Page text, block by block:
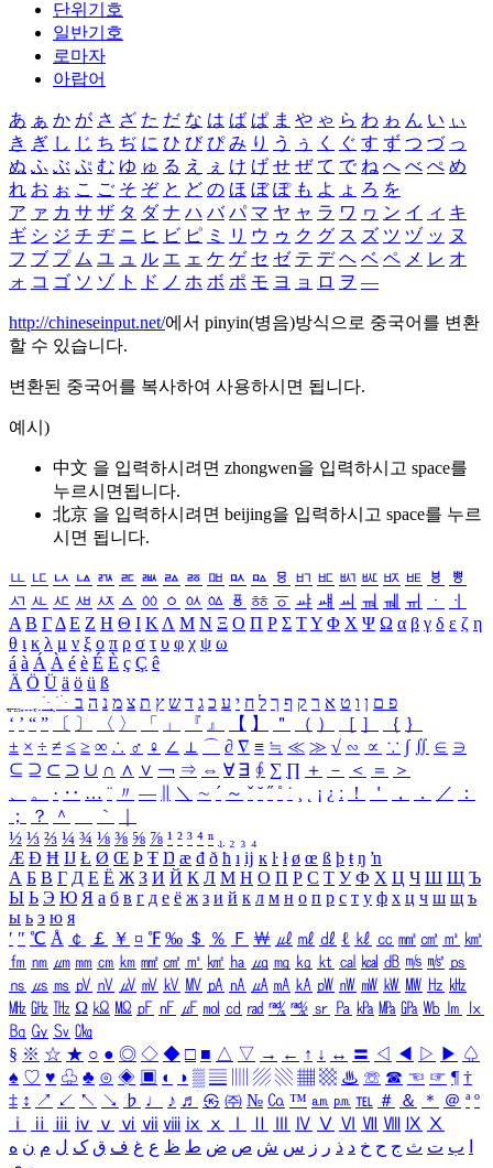
단위기호
일반기호
로마자
아랍어
あ ぁ か が さ ざ た だ な は ば ぱ ま や ゃ ら わ ゎ ん い ぃ
き ぎ し じ ち ぢ に ひ び ぴ み り う ぅ く ぐ す ず つ づ っ
ぬ ふ ぶ ぷ む ゆ ゅ る え ぇ け げ せ ぜ て で ね へ べ ぺ め
れ お ぉ こ ご そ ぞ と ど の ほ ぼ ぽ も よ ょ ろ を
ア ァ カ サ ザ タ ダ ナ ハ バ パ マ ヤ ャ ラ ワ ヮ ン イ ィ キ
ギ シ ジ チ ヂ ニ ヒ ビ ピ ミ リ ウ ゥ ク グ ス ズ ツ ヅ ッ ヌ
フ ブ プ ム ユ ュ ル エ ェ ケ ゲ セ ゼ テ デ ヘ ベ ペ メ レ オ
ォ コ ゴ ソ ゾ ト ド ノ ホ ボ ポ モ ヨ ョ ロ ヲ ―
http://chineseinput.net/에서 pinyin(병음)방식으로 중국어를 변환
할 수 있습니다.
변환된 중국어를 복사하여 사용하시면 됩니다.
예시)
中文 을 입력하시려면 zhongwen을 입력하시고 space를
누르시면됩니다.
北京 을 입력하시려면 beijing을 입력하시고 space를 누르
시면 됩니다.
ㅥ ㅦ ㅧ ㅨ ㅩ ㅪ ㅫ ㅬ ㅭ ㅮ ㅯ ㅰ ㅱ ㅲ ㅳ ㅴ ㅵ ㅶ ㅷ ㅸ
ㅹ
ㅺ ㅻ ㅼ ㅽ ㅾ ㅿ ㆀ ㆁ ㆂ ㆃ ㆄ ㆅ ㆆ ㆇ ㆈ ㆉ ㆊ ㆋ ㆌ ㆍ
ㆎ
Α Β ΓΔ Ε Ζ Η Θ Ι ΚΛ Μ Ν Ξ Ο Π Ρ Σ ΤΥ Φ Χ Ψ Ω α β γ δ ε ζ η
θ ι κ λ μ ν ξ ο π ρ σ τ υ φ χ ψ ω
á à Á À é è É È ç Ç ê
Ä Ö Ü ä ö ü ß
ִֶֹ ֻּ ׁׂ פ ם ן ו ט א ר ק ף ך ל ח י ע כ ג ד ש ץ ת צ מ נ ה ב
‘ ’ “ ” 〔 〕 〈 〉 「 」 『 』 【 】 ＂ （ ） ［ ］ ｛ ｝
± × ÷ ≠ ≤ ≥ ∞ ∴ ♂ ♀ ∠ ⊥ ⌒ ∂ ∇ ≡ ≒ ≪ ≫ √ ∽ ∝ ∵ ∫ ∬ ∈ ∋
⊆ ⊇ ⊂ ⊃ ∪ ∩ ∧ ∨ ￢ ⇒ ⇔ ∀ ∃ ∮ ∑ ∏ ＋ － ＜ ＝
＞
、
。 · ‥ … ¨ 〃 ― ＼ ∼ ´ ～ ˇ ˘ ˝ ˚ ˙ ¸ ¡ ¿ ː ！ ＇ ， ． ／
：
；
？ ＾ ｀
½ ⅓ ⅔ ¼ ¾ ⅛ ⅜ ⅝ ⅞ ¹ ² ³ ⁴ ⁿ ₁ ₂ ₃ ₄
Æ Ð Ħ Ĳ Ł Ø Œ Þ Ŧ Ŋ æ đ ð ħ ı ĳ ĸ ŀ ł ø œ ß þ ŧ ŋ ŉ
А Б В Г Д Е Ё Ж З И Й К Л М Н О П Р С Т У Ф Х Ц Ч Ш Щ Ъ
Ы Ь Э Ю Я а б в г д е ё ж з и й к л м н о п р с т у ф х ц ч ш щ ъ
ы ь э ю я
′ ″ ℃ Å ￠ ￡ ￥ ¤ ℉ ‰ ＄ ％ Ｆ ￦ ㎕ ㎖ ㎗ ℓ ㎘ ㏄ ㎣ ㎤ ㎥ ㎦
㎙ ㎚ ㎛ ㎜ ㎝ ㎞ ㎟ ㎠ ㎡ ㎢ ㏊ ㎍ ㎎ ㎏ ㏏ ㎈ ㎉ ㏈ ㎧ ㎨ ㎰
㎱ ㎲ ㎳ ㎴ ㎵ ㎶ ㎷ ㎸ ㎹ ㎀ ㎁ ㎂ ㎃ ㎄ ㎺ ㎻ ㎽ ㎾ ㎿ ㎐ ㎑
㎒ ㎓ ㎔ Ω ㏀ ㏁ ㎊ ㎋ ㎌ ㏖ ㏅ ㎭ ㎮ ㎯ ㏛ ㎩ ㎪ ㎫ ㎬ ㏝ ㏐
㏓
㏃ ㏉ ㏜ ㏆
§ ※ ☆ ★ ○ ● ◎ ◇ ◆ □ ■ △ ▽ → ← ↑ ↓ ↔ 〓 ◁ ◀ ▷ ▶ ♤
♠ ♡ ♥ ♧ ♣ ⊙ ◈ ▣ ◐ ◑ ▒ ▤ ▨ ▧ ▦ ▩ ♨ ☏ ☎ ☜ ☞ ¶ †
‡ ↕ ↗ ↙ ↖ ↘ ♭ ♩ ♪ ♬ ㉿ ㈜ № ㏇ ™ ㏂ ㏘ ℡ ＃ ＆ ＊ ＠ ª º
ⅰ
ⅱ ⅲ ⅳ ⅴ ⅵ ⅶ ⅷ ⅸ ⅹ Ⅳ Ⅴ Ⅵ Ⅶ Ⅷ Ⅸ Ⅹ
ب ت ث ج ح خ د ذ ر ز س ش ص ض ط ظ ع غ ف ق ک ل م ن ه